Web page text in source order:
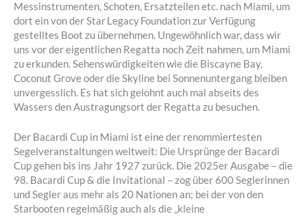
Messinstrumenten, Schoten, Ersatzteilen etc. nach Miami, um
dort ein von der Star Legacy Foundation zur Verfügung
gestelltes Boot zu übernehmen. Ungewöhnlich war, dass wir
uns vor der eigentlichen Regatta noch Zeit nahmen, um Miami
zu erkunden. Sehenswürdigkeiten wie die Biscayne Bay,
Coconut Grove oder die Skyline bei Sonnenuntergang bleiben
unvergesslich. Es hat sich gelohnt auch mal abseits des
Wassers den Austragungsort der Regatta zu besuchen.
Der Bacardi Cup in Miami ist eine der renommiertesten
Segelveranstaltungen weltweit: Die Ursprünge der Bacardi
Cup gehen bis ins Jahr 1927 zurück. Die 2025er Ausgabe – die
98. Bacardi Cup & die Invitational – zog über 600 Seglerinnen
und Segler aus mehr als 20 Nationen an; bei der von den
Starbooten regelmäßig auch als die „kleine